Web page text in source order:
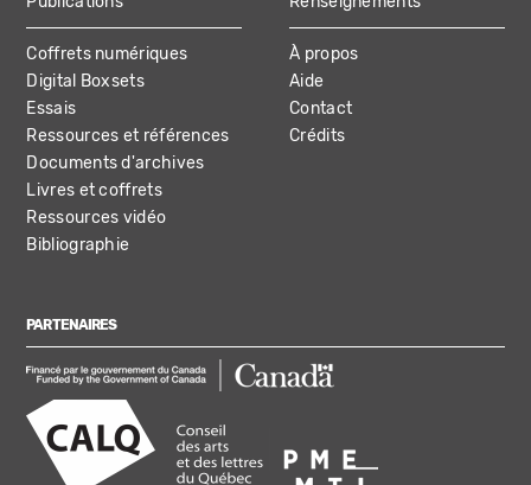
Coffrets numériques
Digital Boxsets
Essais
Ressources et références
Documents d'archives
Livres et coffrets
Ressources vidéo
Bibliographie
À propos
Aide
Contact
Crédits
PARTENAIRES